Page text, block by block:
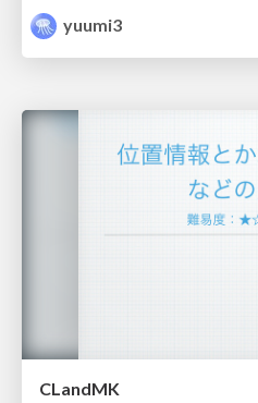
yuumi3
CLandMK